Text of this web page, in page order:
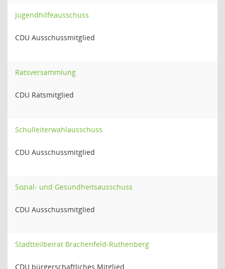
Jugendhilfeausschuss
CDU Ausschussmitglied
Ratsversammlung
CDU Ratsmitglied
Schulleiterwahlausschuss
CDU Ausschussmitglied
Sozial- und Gesundheitsausschuss
CDU Ausschussmitglied
Stadtteilbeirat Brachenfeld-Ruthenberg
CDU bürgerschaftliches Mitglied